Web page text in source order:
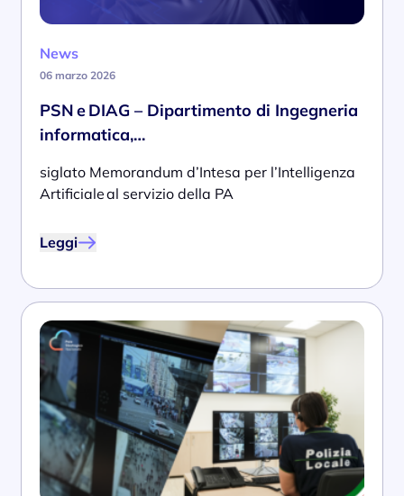
News
06 marzo 2026
PSN e DIAG – Dipartimento di Ingegneria
informatica,…
siglato Memorandum d’Intesa per l’Intelligenza
Artificiale al servizio della PA
Leggi